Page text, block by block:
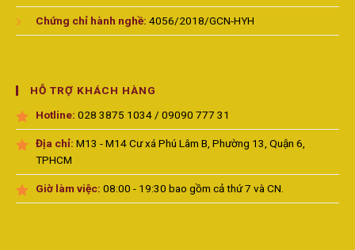
Chứng chỉ hành nghề: 4056/2018/GCN-HYH
HỖ TRỢ KHÁCH HÀNG
Hotline: 028 3875 1034 / 09090 777 31
Địa chỉ: M13 - M14 Cư xá Phú Lâm B, Phường 13, Quận 6,
TPHCM
Giờ làm việc: 08:00 - 19:30 bao gồm cả thứ 7 và CN.